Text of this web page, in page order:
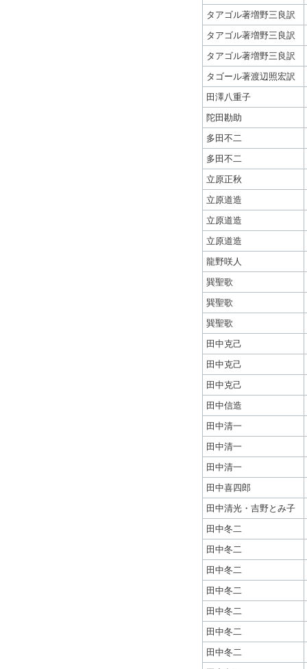
タアゴル著増野三良訳
タアゴル著増野三良訳
タアゴル著増野三良訳
タゴール著渡辺照宏訳
田澤八重子
陀田勘助
多田不二
多田不二
立原正秋
立原道造
立原道造
立原道造
龍野咲人
巽聖歌
巽聖歌
巽聖歌
田中克己
田中克己
田中克己
田中信造
田中清一
田中清一
田中清一
田中喜四郎
田中清光・吉野とみ子
田中冬二
田中冬二
田中冬二
田中冬二
田中冬二
田中冬二
田中冬二